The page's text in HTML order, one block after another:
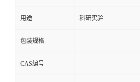
用途 科研实验
包装规格
CAS编号